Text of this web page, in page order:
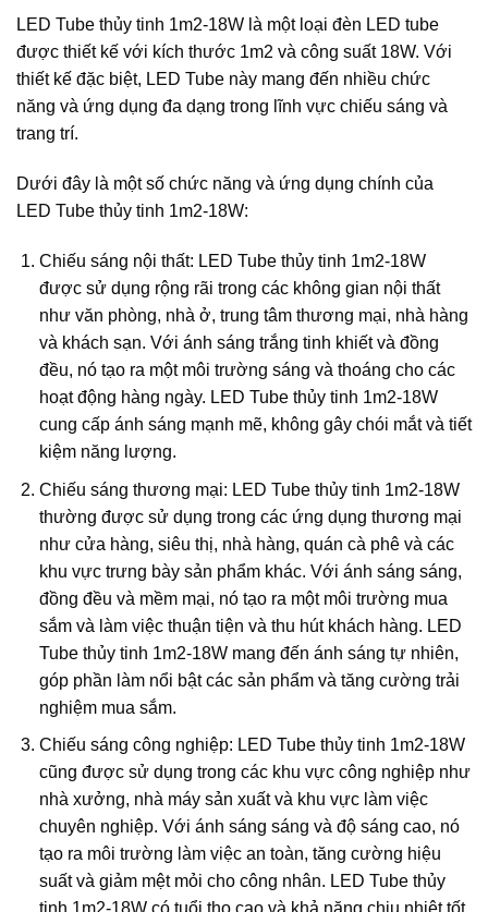
LED Tube thủy tinh 1m2-18W là một loại đèn LED tube
được thiết kế với kích thước 1m2 và công suất 18W. Với
thiết kế đặc biệt, LED Tube này mang đến nhiều chức
năng và ứng dụng đa dạng trong lĩnh vực chiếu sáng và
trang trí.
Dưới đây là một số chức năng và ứng dụng chính của
LED Tube thủy tinh 1m2-18W:
Chiếu sáng nội thất: LED Tube thủy tinh 1m2-18W
được sử dụng rộng rãi trong các không gian nội thất
như văn phòng, nhà ở, trung tâm thương mại, nhà hàng
và khách sạn. Với ánh sáng trắng tinh khiết và đồng
đều, nó tạo ra một môi trường sáng và thoáng cho các
hoạt động hàng ngày. LED Tube thủy tinh 1m2-18W
cung cấp ánh sáng mạnh mẽ, không gây chói mắt và tiết
kiệm năng lượng.
Chiếu sáng thương mại: LED Tube thủy tinh 1m2-18W
thường được sử dụng trong các ứng dụng thương mại
như cửa hàng, siêu thị, nhà hàng, quán cà phê và các
khu vực trưng bày sản phẩm khác. Với ánh sáng sáng,
đồng đều và mềm mại, nó tạo ra một môi trường mua
sắm và làm việc thuận tiện và thu hút khách hàng. LED
Tube thủy tinh 1m2-18W mang đến ánh sáng tự nhiên,
góp phần làm nổi bật các sản phẩm và tăng cường trải
nghiệm mua sắm.
Chiếu sáng công nghiệp: LED Tube thủy tinh 1m2-18W
cũng được sử dụng trong các khu vực công nghiệp như
nhà xưởng, nhà máy sản xuất và khu vực làm việc
chuyên nghiệp. Với ánh sáng sáng và độ sáng cao, nó
tạo ra môi trường làm việc an toàn, tăng cường hiệu
suất và giảm mệt mỏi cho công nhân. LED Tube thủy